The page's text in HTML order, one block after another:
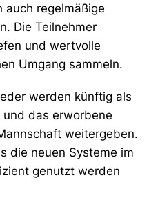
auch regelmäßige
Die Teilnehmer
und wertvolle
Umgang sammeln.
werden künftig als
das erworbene
weitergeben.
die neuen Systeme im
genutzt werden